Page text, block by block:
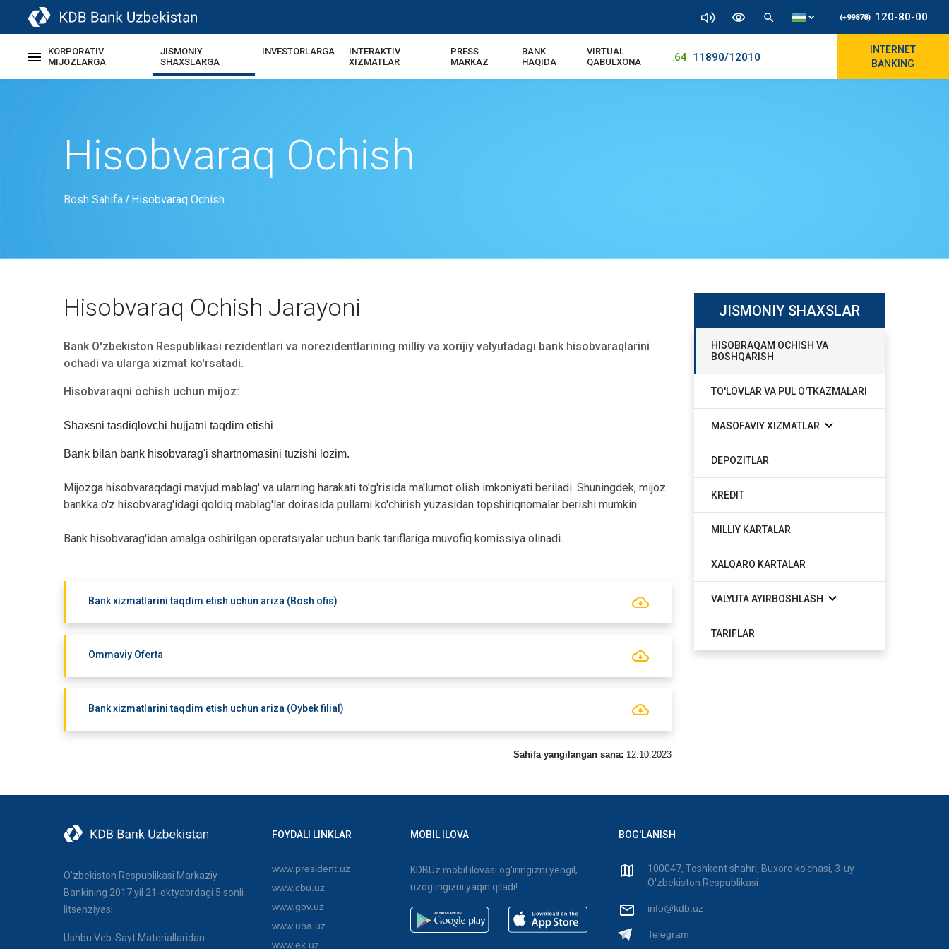
(+99878) 120-80-00
KORPORATIV
MIJOZLARGA
JISMONIY
SHAXSLARGA
INVESTORLARGA
INTERAKTIV
XIZMATLAR
PRESS
MARKAZ
BANK
HAQIDA
VIRTUAL
QABULXONA
USD | UZS 11915.64 11890/12010
INTERNET
BANKING
Hisobvaraq Ochish
Bosh Sahifa / Hisobvaraq Ochish
Hisobvaraq Ochish Jarayoni
Bank O'zbekiston Respublikasi rezidentlari va norezidentlarining milliy va xorijiy valyutadagi bank hisobvaraqlarini
ochadi va ularga xizmat ko'rsatadi.
Hisobvaraqni ochish uchun mijoz:
Shaxsni tasdiqlovchi hujjatni taqdim etishi
Bank bilan bank hisobvarag'i shartnomasini tuzishi lozim.
Mijozga hisobvaraqdagi mavjud mablag' va ularning harakati to'g'risida ma'lumot olish imkoniyati beriladi. Shuningdek, mijoz
bankka o'z hisobvarag'idagi qoldiq mablag'lar doirasida pullarni ko'chirish yuzasidan topshiriqnomalar berishi mumkin.
Bank hisobvarag'idan amalga oshirilgan operatsiyalar uchun bank tariflariga muvofiq komissiya olinadi.
Bank xizmatlarini taqdim etish uchun ariza (Bosh ofis)
Ommaviy Oferta
Bank xizmatlarini taqdim etish uchun ariza (Oybek filial)
Sahifa yangilangan sana: 12.10.2023
JISMONIY SHAXSLAR
HISOBRAQAM OCHISH VA
BOSHQARISH
TO'LOVLAR VA PUL O'TKAZMALARI
MASOFAVIY XIZMATLAR
DEPOZITLAR
KREDIT
MILLIY KARTALAR
XALQARO KARTALAR
VALYUTA AYIRBOSHLASH
TARIFLAR
O'zbekiston Respublikasi Markaziy
Bankining 2017 yil 21-oktyabrdagi 5 sonli
litsenziyasi.
Ushbu Veb-Sayt Materiallaridan
FOYDALI LINKLAR
www.president.uz
www.cbu.uz
www.gov.uz
www.uba.uz
www.ek.uz
MOBIL ILOVA
KDBUz mobil ilovasi og'iringizni yengil,
uzog'ingizni yaqin qiladi!
BOG'LANISH
100047, Toshkent shahri, Buxoro ko'chasi, 3-uy
O'zbekiston Respublikasi
info@kdb.uz
Telegram